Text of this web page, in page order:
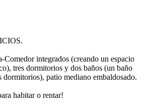
Comedor integrados (creando un espacio
tres dormitorios y dos baños (un baño
patio mediano embaldosado.
habitar o rentar!